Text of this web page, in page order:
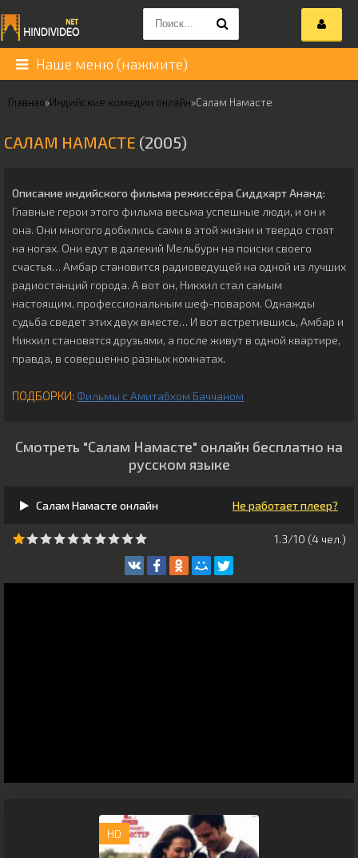
Наше меню (нажмите)
Главная»Индийские комедии онлайн»Салам Намасте
САЛАМ НАМАСТЕ (2005)
Описание индийского фильма режиссёра Сиддхарт Ананд:
Главные герои этого фильма весьма успешные люди, и он и
она. Они многого добились сами в этой жизни и твердо стоят
на ногах. Они едут в далекий Мельбурн на поиски своего
счастья… Амбар становится радиоведущей на одной из лучших
радиостанций города. А вот он, Никхил стал самым
настоящим, профессиональным шеф-поваром. Однажды
судьба сведет этих двух вместе… И вот встретившись, Амбар и
Никхил становятся друзьями, а после живут в одной квартире,
правда, в совершенно разных комнатах.
ПОДБОРКИ: Фильмы с Амитабхом Баччаном
Смотреть "Салам Намасте" онлайн бесплатно на
русском языке
Салам Намасте онлайн Не работает плеер?
1.3/10 (4 чeл.)
HD